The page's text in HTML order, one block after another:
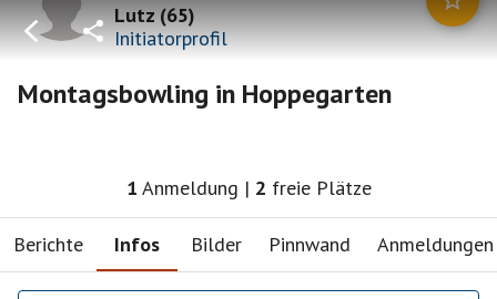
Lutz(65)
Initiatorprofil
Montagsbowling in Hoppegarten
1 Anmeldung | 2 freie Plätze
Berichte Infos Bilder Pinnwand Anmeldungen